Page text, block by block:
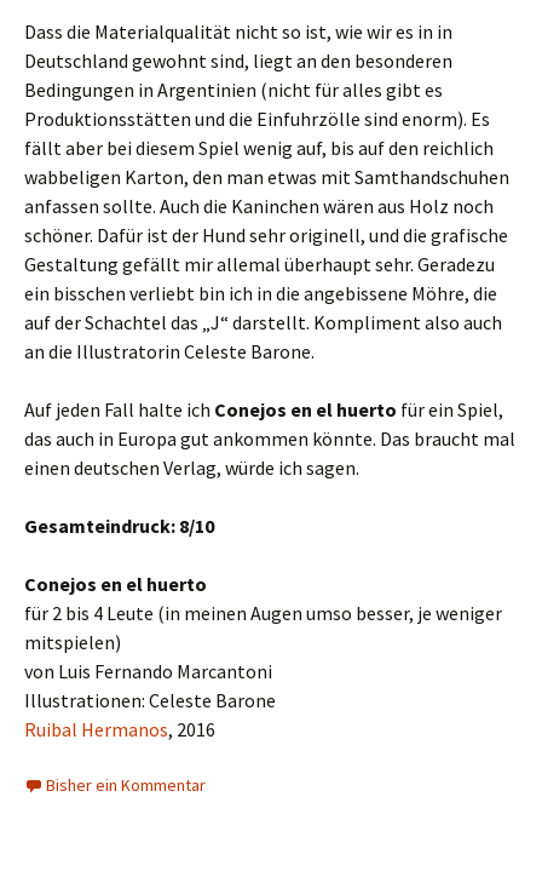
Dass die Materialqualität nicht so ist, wie wir es in in
Deutschland gewohnt sind, liegt an den besonderen
Bedingungen in Argentinien (nicht für alles gibt es
Produktionsstätten und die Einfuhrzölle sind enorm). Es
fällt aber bei diesem Spiel wenig auf, bis auf den reichlich
wabbeligen Karton, den man etwas mit Samthandschuhen
anfassen sollte. Auch die Kaninchen wären aus Holz noch
schöner. Dafür ist der Hund sehr originell, und die grafische
Gestaltung gefällt mir allemal überhaupt sehr. Geradezu
ein bisschen verliebt bin ich in die angebissene Möhre, die
auf der Schachtel das „J“ darstellt. Kompliment also auch
an die Illustratorin Celeste Barone.
Auf jeden Fall halte ich Conejos en el huerto für ein Spiel,
das auch in Europa gut ankommen könnte. Das braucht mal
einen deutschen Verlag, würde ich sagen.
Gesamteindruck: 8/10
Conejos en el huerto
für 2 bis 4 Leute (in meinen Augen umso besser, je weniger
mitspielen)
von Luis Fernando Marcantoni
Illustrationen: Celeste Barone
Ruibal Hermanos, 2016
Bisher ein Kommentar